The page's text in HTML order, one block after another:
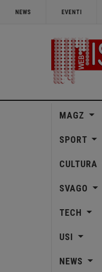
NEWS EVENTI
MAGZ
SPORT
CULTURA
SVAGO
TECH
USI
NEWS